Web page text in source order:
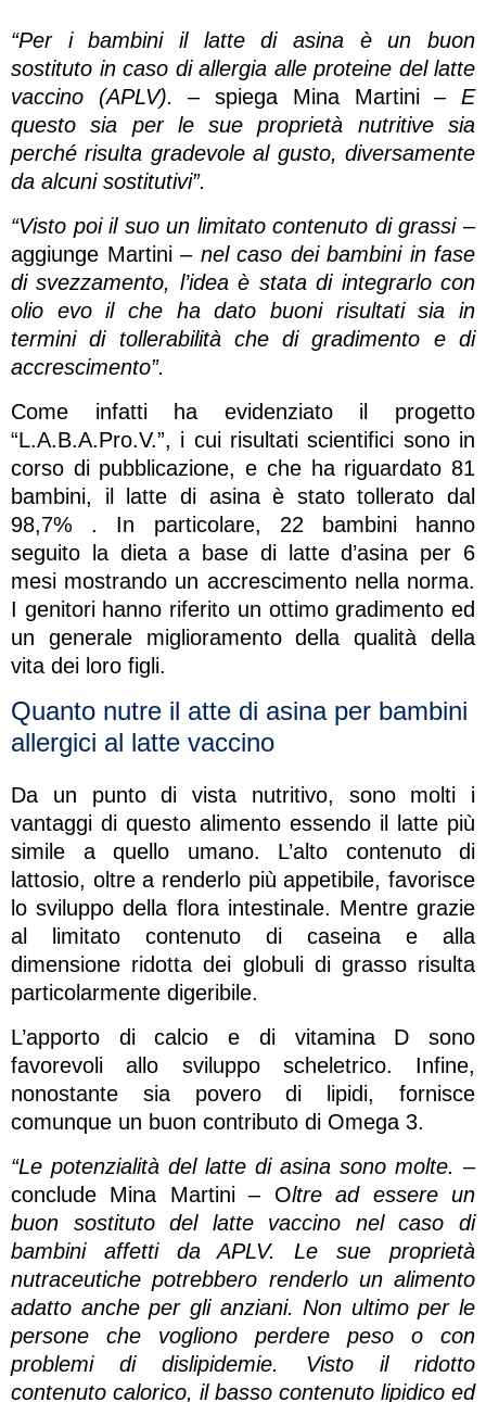
“Per i bambini il latte di asina è un buon
sostituto in caso di allergia alle proteine del latte
vaccino (APLV).
– spiega Mina Martini –E
questo sia per le sue proprietà nutritive sia
perché risulta gradevole al gusto, diversamente
da alcuni sostitutivi”.
“Visto poi il suo un limitato contenuto di grassi–
aggiunge Martini – nel caso dei bambini in fase
di svezzamento, l’idea è stata di integrarlo con
olio evo il che ha dato buoni risultati sia in
termini di tollerabilità che di gradimento e di
accrescimento”.
Come infatti ha evidenziato il progetto
“L.A.B.A.Pro.V.”, i cui risultati scientifici sono in
corso di pubblicazione, e che ha riguardato 81
bambini, il latte di asina è stato tollerato dal
98,7% . In particolare, 22 bambini hanno
seguito la dieta a base di latte d’asina per 6
mesi mostrando un accrescimento nella norma.
I genitori hanno riferito un ottimo gradimento ed
un generale miglioramento della qualità della
vita dei loro figli.
Quanto nutre il atte di asina per bambini
allergici al latte vaccino
Da un punto di vista nutritivo, sono molti i
vantaggi di questo alimento essendo il latte più
simile a quello umano. L’alto contenuto di
lattosio, oltre a renderlo più appetibile, favorisce
lo sviluppo della flora intestinale. Mentre grazie
al limitato contenuto di caseina e alla
dimensione ridotta dei globuli di grasso risulta
particolarmente digeribile.
L’apporto di calcio e di vitamina D sono
favorevoli allo sviluppo scheletrico. Infine,
nonostante sia povero di lipidi, fornisce
comunque un buon contributo di Omega 3.
“Le potenzialità del latte di asina sono molte. –
conclude Mina Martini – Oltre ad essere un
buon sostituto del latte vaccino nel caso di
bambini affetti da APLV. Le sue proprietà
nutraceutiche potrebbero renderlo un alimento
adatto anche per gli anziani. Non ultimo per le
persone che vogliono perdere peso o con
problemi di dislipidemie. Visto il ridotto
contenuto calorico, il basso contenuto lipidico ed